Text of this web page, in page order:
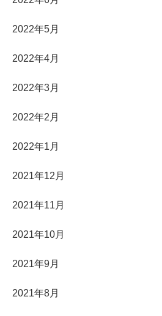
2022年5月
2022年4月
2022年3月
2022年2月
2022年1月
2021年12月
2021年11月
2021年10月
2021年9月
2021年8月